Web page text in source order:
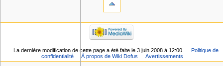
La dernière modification de cette page a été faite le 3 juin 2008 à 12:00.
Politique de
confidentialité
À propos de Wiki Dofus Avertissements